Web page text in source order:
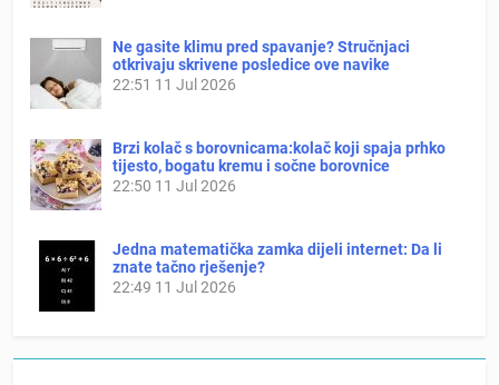
Ne gasite klimu pred spavanje? Stručnjaci
otkrivaju skrivene posledice ove navike
22:51 11 Jul 2026
Brzi kolač s borovnicama:kolač koji spaja prhko
tijesto, bogatu kremu i sočne borovnice
22:50 11 Jul 2026
Jedna matematička zamka dijeli internet: Da li
znate tačno rješenje?
22:49 11 Jul 2026